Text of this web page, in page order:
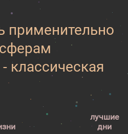
применительно
классическая
лучшие
дни